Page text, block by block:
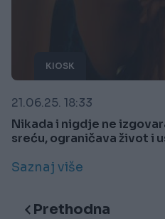
KIOSK
21.06.25. 18:33
Nikada i nigdje ne
sreću, ograničava život i
Saznaj više
Prethodna